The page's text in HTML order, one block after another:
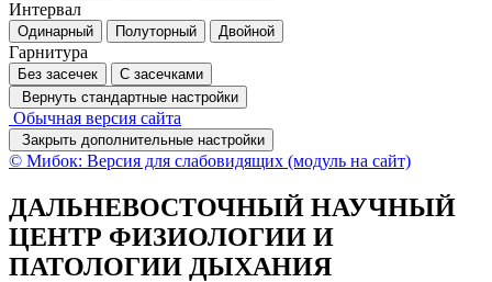
Интервал
Одинарный Полуторный Двойной
Гарнитура
Без засечек
С засечками
Вернуть стандартные настройки
Обычная версия сайта
Закрыть дополнительные настройки
© Мибок: Версия для слабовидящих (модуль на сайт)
ДАЛЬНЕВОСТОЧНЫЙ НАУЧНЫЙ
ЦЕНТР ФИЗИОЛОГИИ И
ПАТОЛОГИИ ДЫХАНИЯ